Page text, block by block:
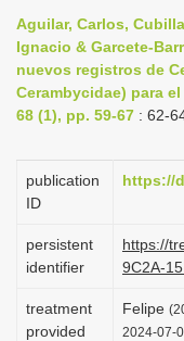
Aguilar, Carlos,
Ignacio & Garcete-
nuevos registros de
Cerambycidae) para
68 (1), pp. 59-67 : 62-
publication
ID
https://
persistent
identifier
https://
9C2A-
treatment
provided
Felipe
2024-07-